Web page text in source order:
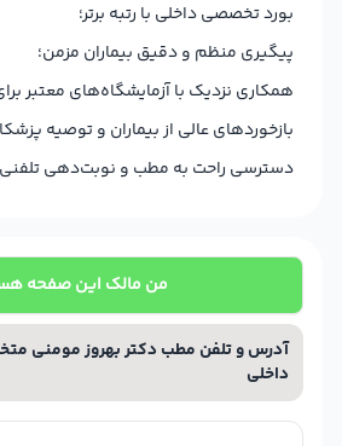
بورد تخصصی داخلی با رتبه برتر؛
پیگیری منظم و دقیق بیماران مزمن؛
همکاری نزدیک با آزمایشگاه‌های معتبر
بازخوردهای عالی از بیماران و توصیه
دسترسی راحت به مطب و نوبت‌دهی تلفنی
من مالک این صفحه
آدرس و تلفن مطب دکتر بهروز مومنی
داخلی